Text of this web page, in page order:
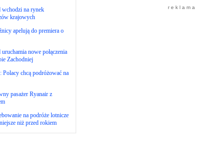
wchodzi na rynek
krajowych
apelują do premiera o
nowe połączenia
Zachodniej
Polacy chcą podróżować na
pasażer Ryanair z
na podróże lotnicze
niż przed rokiem
r e k l a m a